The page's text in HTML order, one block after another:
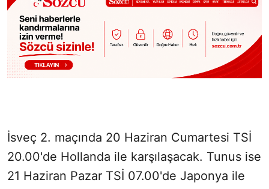
İsveç 2. maçında 20 Haziran Cumartesi TSİ
20.00'de Hollanda ile karşılaşacak. Tunus ise
21 Haziran Pazar TSİ 07.00'de Japonya ile